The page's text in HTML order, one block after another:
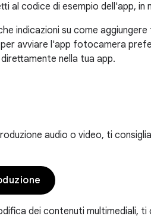
al codice di esempio dell'app,
indicazioni su come
avviare l'app fotocamera
nella tua app.
audio o video, ti
dei contenuti multimediali,